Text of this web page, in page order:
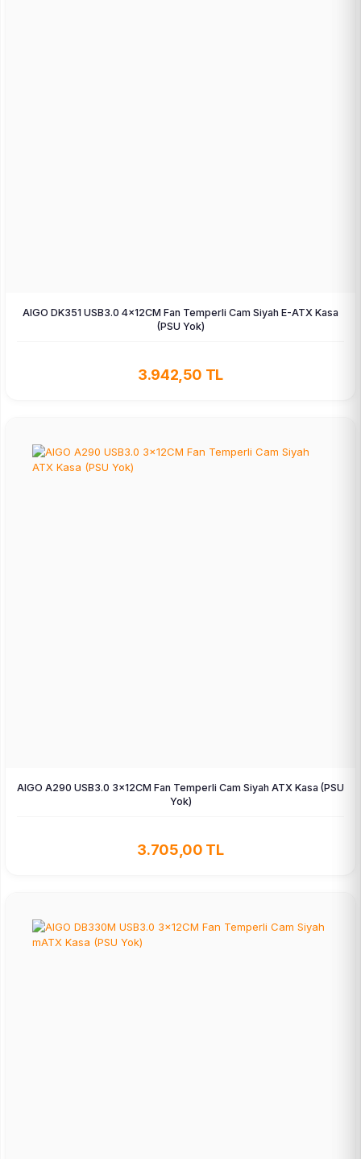
AIGO DK351 USB3.0 4×12CM Fan Temperli Cam Siyah E-ATX Kasa
(PSU Yok)
3.942,50 TL
AIGO A290 USB3.0 3×12CM Fan Temperli Cam Siyah ATX Kasa (PSU
Yok)
3.705,00 TL